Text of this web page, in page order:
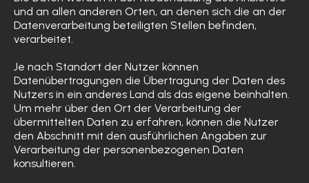
und an allen anderen Orten, an denen sich die an der
Datenverarbeitung beteiligten Stellen befinden,
verarbeitet.
Je nach Standort der Nutzer können
Datenübertragungen die Übertragung der Daten des
Nutzers in ein anderes Land als das eigene beinhalten.
Um mehr über den Ort der Verarbeitung der
übermittelten Daten zu erfahren, können die Nutzer
den Abschnitt mit den ausführlichen Angaben zur
Verarbeitung der personenbezogenen Daten
konsultieren.